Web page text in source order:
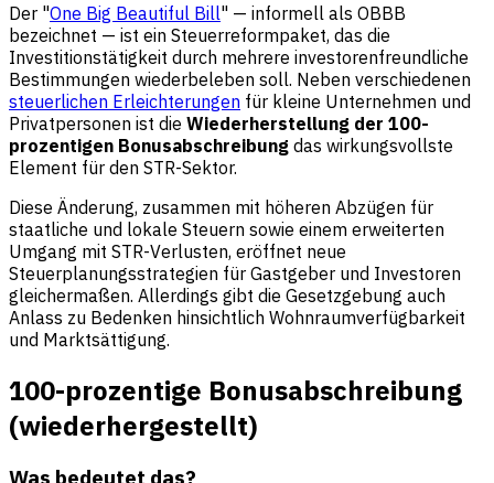
Der "One Big Beautiful Bill" — informell als OBBB
bezeichnet — ist ein Steuerreformpaket, das die
Investitionstätigkeit durch mehrere investorenfreundliche
Bestimmungen wiederbeleben soll. Neben verschiedenen
steuerlichen Erleichterungen für kleine Unternehmen und
Privatpersonen ist die Wiederherstellung der 100-
prozentigen Bonusabschreibung das wirkungsvollste
Element für den STR-Sektor.
Diese Änderung, zusammen mit höheren Abzügen für
staatliche und lokale Steuern sowie einem erweiterten
Umgang mit STR-Verlusten, eröffnet neue
Steuerplanungsstrategien für Gastgeber und Investoren
gleichermaßen. Allerdings gibt die Gesetzgebung auch
Anlass zu Bedenken hinsichtlich Wohnraumverfügbarkeit
und Marktsättigung.
100-prozentige Bonusabschreibung
(wiederhergestellt)